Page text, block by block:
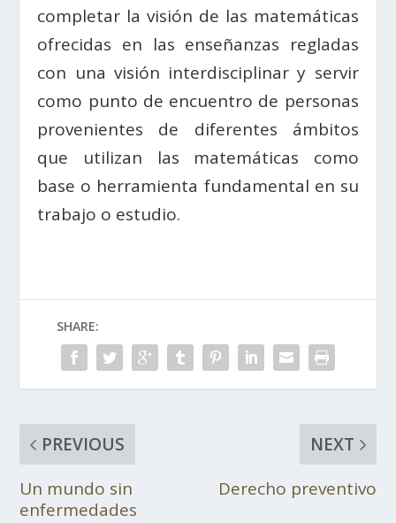
completar la visión de las matemáticas
ofrecidas en las enseñanzas regladas
con una visión interdisciplinar y servir
como punto de encuentro de personas
provenientes de diferentes ámbitos
que utilizan las matemáticas como
base o herramienta fundamental en su
trabajo o estudio.
SHARE:
PREVIOUS
Un mundo sin
enfermedades
NEXT
Derecho preventivo